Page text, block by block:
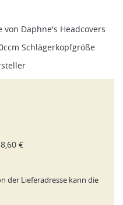
Daphne's Headcovers
Schlägerkopfgröße
€
der Lieferadresse kann die